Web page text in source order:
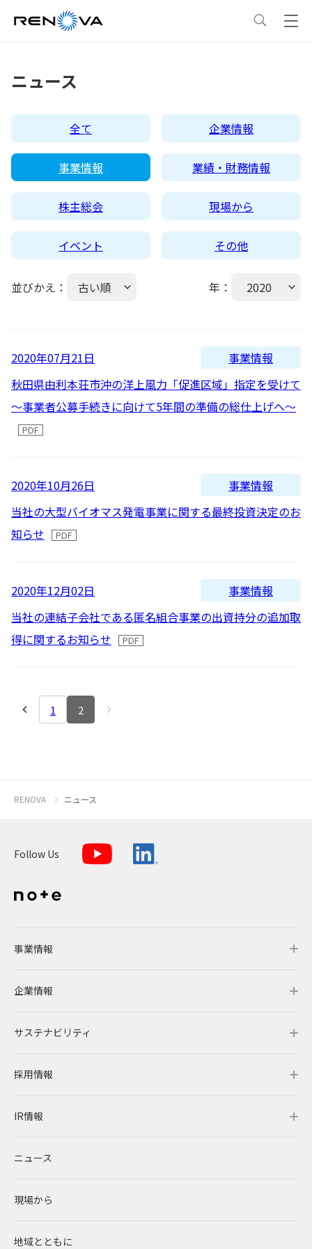
Language
日本語 English
事業情報トップ
事業概要
レノバの強み
発電所・蓄電所一覧
コーポレートPPA
蓄電事業
風力発電
地熱発電
バイオマス発電の取り組み
企業情報
企業情報トップ
会社概要・アクセス
CEOメッセージ
企業理念
私たちの想い
沿革
組織図
サステナビリティ
サステナビリティ
理念・ポリシー
環境
ガバナンス
ESGデータ
SDGsへの取り組み
IR情報
IRニュース
経営情報
IRライブラリー
IRカレンダー
IRメール配信
ニュース
全て 企業情報
事業情報 業績・財務情報
株主総会 現場から
イベント その他
並びかえ： 古い順
古い順
年： 2020
2026
2025
2024
2021
2020
2018
2017
2020年07月21日
事業情報
秋田県由利本荘市沖の洋上風力「促進区域」指定を受けて
～事業者公募手続きに向けて5年間の準備の総仕上げへ～
2020年10月26日
事業情報
当社の大型バイオマス発電事業に関する最終投資決定のお
知らせ
2020年12月02日
事業情報
当社の連結子会社である匿名組合事業の出資持分の追加取
得に関するお知らせ
1 2
RENOVA ニュース
Follow Us
事業情報
事業情報トップ
事業概要
レノバの強み
発電所・蓄電所一覧
コーポレートPPA
太陽光発電
蓄電事業
企業情報
企業情報トップ
会社概要・アクセス
CEOメッセージ
企業理念
中期経営計画
私たちの想い
サステナビリティ
サステナビリティトップ
理念・ポリシー
環境
社会
ガバナンス
採用情報
採用情報トップ
RENOVAを知る
RENOVAで働く
社員インタビュー
IR情報
IR情報トップ
IRニュース
経営情報
ニュース
現場から
地域とともに